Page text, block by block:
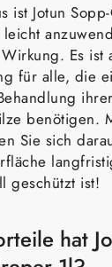
ist Jotun
Es ist
für alle, die
ihrer
benötigen.
Sie sich
geschützt ist!
hat